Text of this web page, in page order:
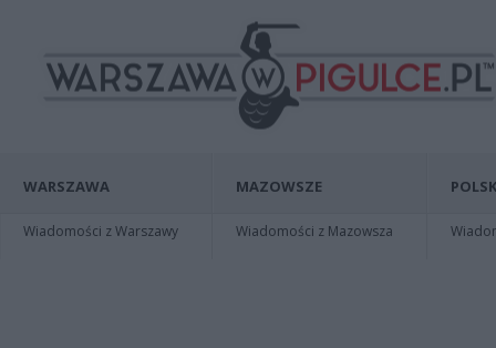
WARSZAWA
Wiadomości z Warszawy
MAZOWSZE
Wiadomości z Mazowsza